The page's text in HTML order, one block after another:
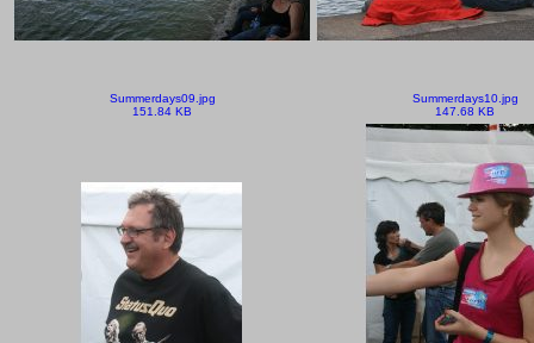
Summerdays09.jpg
151.84 KB
Summerdays10.jpg
147.68 KB